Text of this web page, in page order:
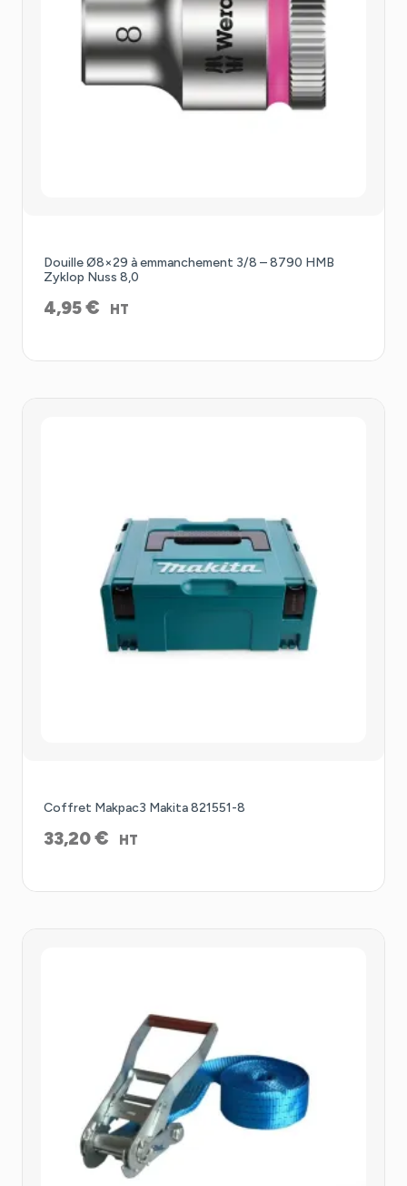
Douille Ø8×29 à emmanchement 3/8 – 8790 HMB
Zyklop Nuss 8,0
4,95€ HT
Coffret Makpac3 Makita 821551-8
33,20€ HT